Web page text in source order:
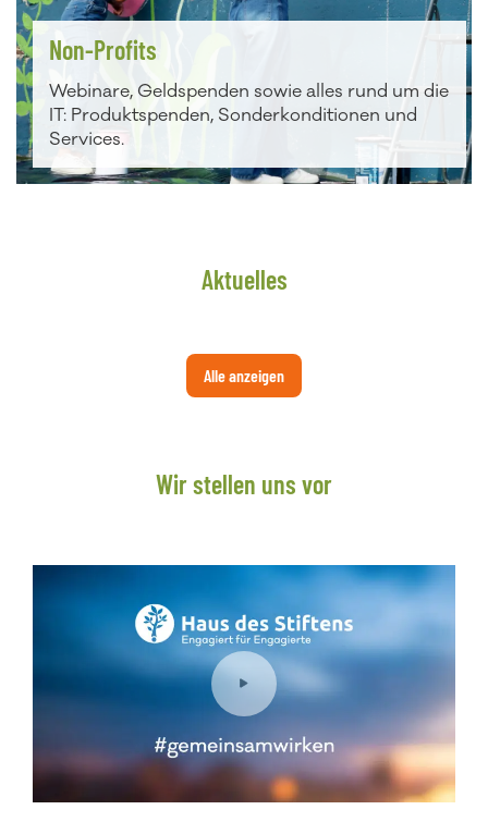
Non-Profits
Webinare, Geldspenden sowie alles rund um die
IT: Produktspenden, Sonderkonditionen und
Services.
Aktuelles
Alle anzeigen
Wir stellen uns vor